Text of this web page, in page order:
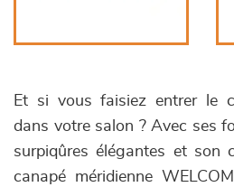
Et si vous faisiez entrer le
dans votre salon ? Avec ses
surpiqûres élégantes et son
canapé méridienne